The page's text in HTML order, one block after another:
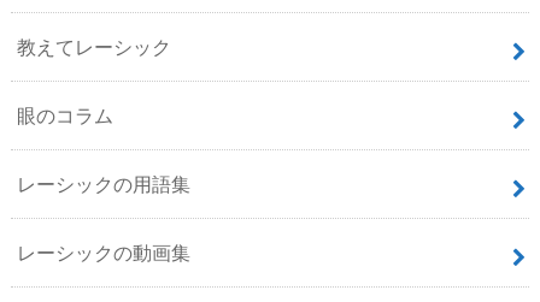
教えてレーシック
眼のコラム
レーシックの用語集
レーシックの動画集